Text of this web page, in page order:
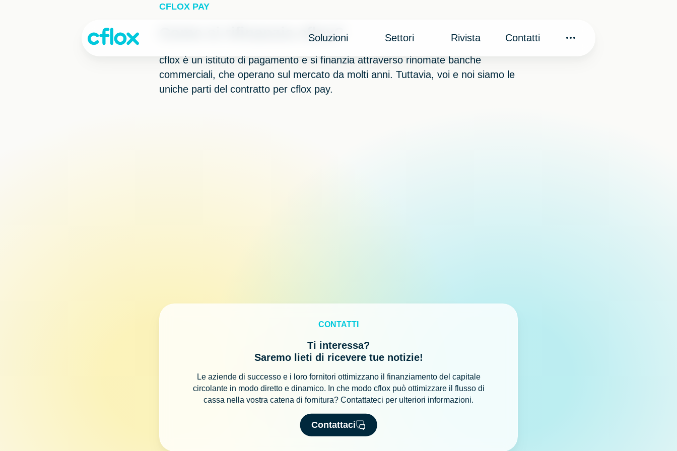
Soluzioni Settori Rivista Contatti
CFLOX PAY
Come si rifinanzia cflox?
cflox è un istituto di pagamento e si finanzia attraverso rinomate banche
commerciali, che operano sul mercato da molti anni. Tuttavia, voi e noi siamo le
uniche parti del contratto per cflox pay.
CONTATTI
Ti interessa?
Saremo lieti di ricevere tue notizie!
Le aziende di successo e i loro fornitori ottimizzano il finanziamento del capitale
circolante in modo diretto e dinamico. In che modo cflox può ottimizzare il flusso di
cassa nella vostra catena di fornitura? Contattateci per ulteriori informazioni.
Contattaci